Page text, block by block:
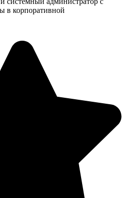
в корпоративной